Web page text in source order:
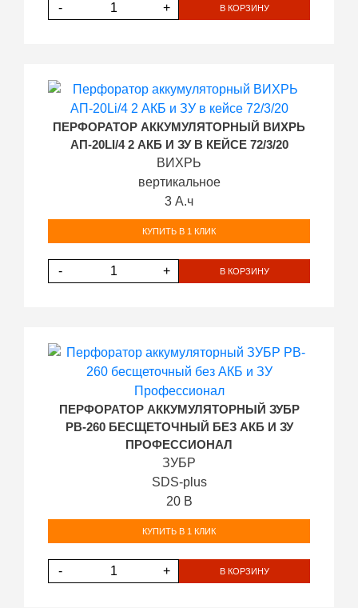
- + В КОРЗИНУ
ПЕРФОРАТОР АККУМУЛЯТОРНЫЙ ВИХРЬ
АП-20LI/4 2 АКБ И ЗУ В КЕЙСЕ 72/3/20
ВИХРЬ
вертикальное
3 А.ч
КУПИТЬ В 1 КЛИК
- + В КОРЗИНУ
ПЕРФОРАТОР АККУМУЛЯТОРНЫЙ ЗУБР
PB-260 БЕСЩЕТОЧНЫЙ БЕЗ АКБ И ЗУ
ПРОФЕССИОНАЛ
ЗУБР
SDS-plus
20 В
КУПИТЬ В 1 КЛИК
- + В КОРЗИНУ